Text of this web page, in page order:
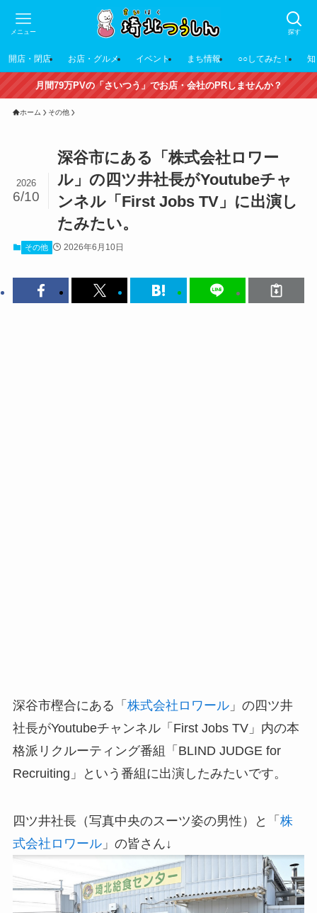
探す
メニュー
開店・閉店 お店・グルメ イベント まち情報 ○○してみた！
月間79万PVの「さいつう」でお店・会社のPRしませんか？
ホーム その他
深谷市にある「株式会社ロワー
ル」の四ツ井社長がYoutubeチャ
ンネル「First Jobs TV」に出演し
たみたい。
2026
6/10
その他 2026年6月10日
深谷市樫合にある「 株式会社ロワール」の四ツ井
社長がYoutubeチャンネル「First Jobs TV」内の本
格派リクルーティング番組「BLIND JUDGE for
Recruiting」という番組に出演したみたいです。
四ツ井社長（写真中央のスーツ姿の男性）と「 株
式会社ロワール」の皆さん↓